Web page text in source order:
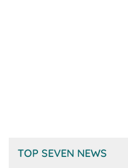
TOP SEVEN NEWS